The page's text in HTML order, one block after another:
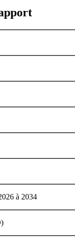
à 2034